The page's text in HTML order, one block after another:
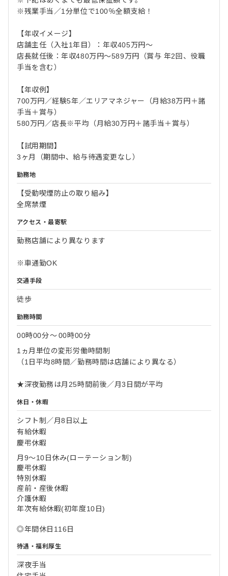
※残業手当／1分単位で100％全額支給！
【年収イメージ】
店舗主任（入社1年目）：年収405万円～
店長就任後：年収480万円～589万円（賞与 年2回、役職
手当を含む）
【年収例】
700万円／経験5年／エリアマネジャー（月給38万円＋諸
手当＋賞与）
580万円／店長※平均（月給30万円＋諸手当＋賞与）
【試用期間】
3ヶ月（期間中、給与待遇変更なし）
勤務地
【受動喫煙防止の取り組み】
全席禁煙
アクセス・最寄駅
勤務店舗により異なります
※車通勤OK
交通手段
徒歩
勤務時間
00時00分〜00時00分
1ヵ月単位の変形労働時間制
（1日平均8時間／勤務時間は店舗により異なる）
★深夜勤務は月25時間前後／月3日間が平均
休日・休暇
シフト制／月8日以上
有給休暇
慶弔休暇
月9～10日休み(ローテーション制)
慶弔休暇
特別休暇
産前・産後休暇
介護休暇
年次有給休暇(初年度10日)
◎年間休日116日
待遇・福利厚生
深夜手当